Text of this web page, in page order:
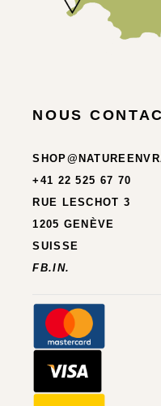
NOUS
+41 22 525 67 70
RUE LESCHOT 3
1205 GENÈVE
SUISSE
FB.IN.